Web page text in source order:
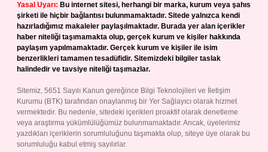
Yasal Uyarı: Bu internet sitesi, herhangi bir marka, kurum veya şahıs
şirketi ile hiçbir bağlantısı bulunmamaktadır. Sitede yalnızca kendi
hazırladığımız makaleler paylaşılmaktadır. Burada yer alan içerikler
haber niteliği taşımamakta olup, gerçek kurum ve kişiler hakkında
paylaşım yapılmamaktadır. Gerçek kurum ve kişiler ile isim
benzerlikleri tamamen tesadüfidir. Sitemizdeki bilgiler taslak
halindedir ve tavsiye niteliği taşımazlar.
Sitemiz, 5651 Sayılı Kanun gereğince Bilgi Teknolojileri ve İletişim
Kurumu (BTK) tarafından onaylanmış bir Yer Sağlayıcı olarak hizmet
vermektedir. Bu nedenle, sitedeki içerikleri proaktif olarak denetleme
veya araştırma yükümlülüğümüz bulunmamaktadır. Ancak, üyelerimiz
yazdıkları içeriklerin sorumluluğunu taşımakta olup, siteye üye olarak bu
sorumluluğu kabul etmiş sayılırlar.